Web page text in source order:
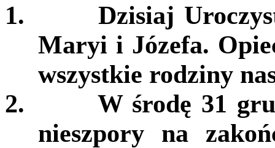
1.
Dzisiaj
Maryi i Józefa.
wszystkie rodziny
2.
W środę 31
nieszpory na